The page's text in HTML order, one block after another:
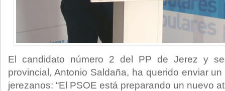
El candidato número 2 del PP de Jerez y
provincial, Antonio Saldaña, ha querido enviar
jerezanos: “El PSOE está preparando un nuevo